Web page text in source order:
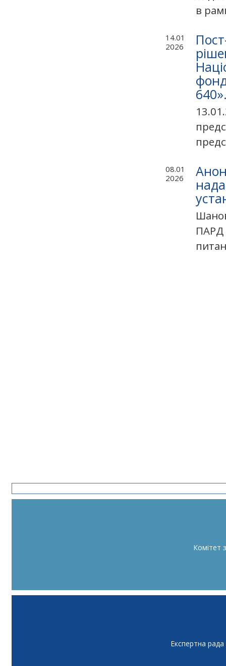
в
14.01
2026
08.01
2026
ПАРД
Комітет
Експертна